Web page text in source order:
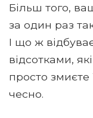
Більш того,
за один раз
І що ж
відсотками,
просто змиєте
чесно.